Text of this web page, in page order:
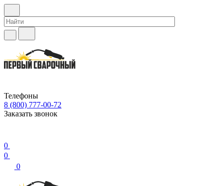
Телефоны
8 (800) 777-00-72
Заказать звонок
0
0
0